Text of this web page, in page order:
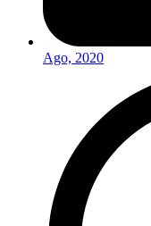
Ago, 2020